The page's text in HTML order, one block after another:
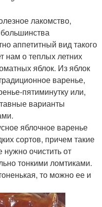
лакомство,
аппетитный вид такого
нам о теплых летних
яблок. Из яблок
варенье,
пятиминутку или,
варианты
яблочное варенье
сортов, причем такие
нужно очистить от
тонкими ломтиками.
то можно ее и